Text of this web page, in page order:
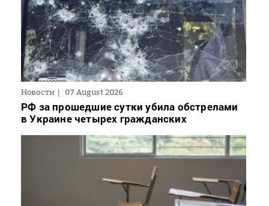
Новости 07 August 2026
РФ за прошедшие сутки убила обстрелами
в Украине четырех гражданских